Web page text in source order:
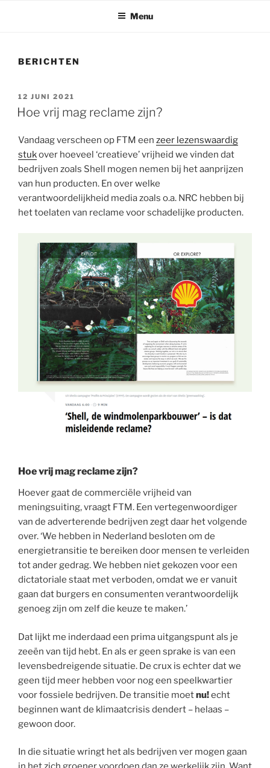
Menu
BERICHTEN
GEPLAATST
OP
12 JUNI 2021
Hoe vrij mag reclame zijn?
Vandaag verscheen op FTM een zeer lezenswaardig
stukover hoeveel ‘creatieve’ vrijheid we vinden dat
bedrijven zoals Shell mogen nemen bij het aanprijzen
van hun producten. En over welke
verantwoordelijkheid media zoals o.a. NRC hebben bij
het toelaten van reclame voor schadelijke producten.
Hoe vrij mag reclame zijn?
Hoever gaat de commerciële vrijheid van
meningsuiting, vraagt FTM. Een vertegenwoordiger
van de adverterende bedrijven zegt daar het volgende
over. ‘We hebben in Nederland besloten om de
energietransitie te bereiken door mensen te verleiden
tot ander gedrag. We hebben niet gekozen voor een
dictatoriale staat met verboden, omdat we er vanuit
gaan dat burgers en consumenten verantwoordelijk
genoeg zijn om zelf die keuze te maken.’
Dat lijkt me inderdaad een prima uitgangspunt als je
zeeën van tijd hebt. En als er geen sprake is van een
levensbedreigende situatie. De crux is echter dat we
geen tijd meer hebben voor nog een speelkwartier
voor fossiele bedrijven. De transitie moetnu!echt
beginnen want de klimaatcrisis dendert – helaas –
gewoon door.
In die situatie wringt het als bedrijven ver mogen gaan